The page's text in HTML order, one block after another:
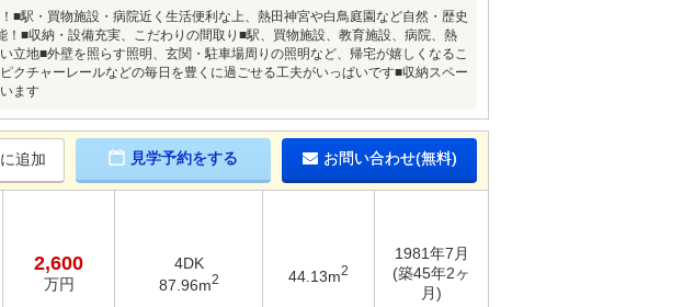
■駅・買物施設・病院近く生活便利な上、熱田神宮や白鳥庭園など自然・歴史
■収納・設備充実、こだわりの間取り■駅、買物施設、教育施設、病院、熱
立地■外壁を照らす照明、玄関・駐車場周りの照明など、帰宅が嬉しくなるこ
クチャーレールなどの毎日を豊くに過ごせる工夫がいっぱいです■収納スペー
ます
追加 見学予約をする お問い合わせ(無料)
2,600
万円
4DK
87.96m2 44.13m2
1981年7月
(築45年2ヶ
月)